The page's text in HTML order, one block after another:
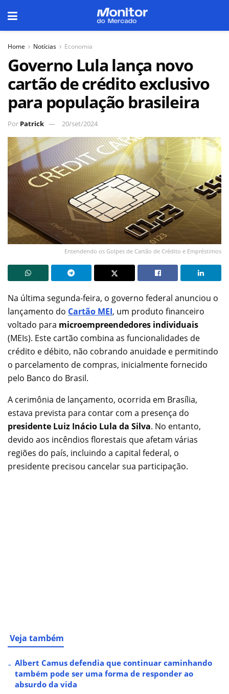
Home Notícias Economia
Governo Lula lança novo
cartão de crédito exclusivo
para população brasileira
Por Patrick 20/set/2024
Entendendo os Golpes de Cartão de Crédito e Empréstimos
Na última segunda-feira, o governo federal anunciou o
lançamento do Cartão MEI, um produto financeiro
voltado para microempreendedores individuais
(MEIs). Este cartão combina as funcionalidades de
crédito e débito, não cobrando anuidade e permitindo
o parcelamento de compras, inicialmente fornecido
pelo Banco do Brasil.
A cerimônia de lançamento, ocorrida em Brasília,
estava prevista para contar com a presença do
presidente Luiz Inácio Lula da Silva. No entanto,
devido aos incêndios florestais que afetam várias
regiões do país, incluindo a capital federal, o
presidente precisou cancelar sua participação.
Veja também
Albert Camus defendia que continuar caminhando
também pode ser uma forma de responder ao
absurdo da vida